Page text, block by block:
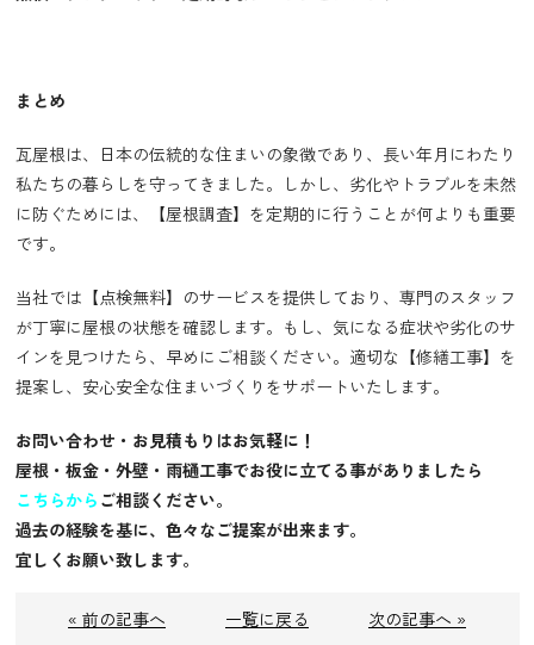
まとめ
瓦屋根は、日本の伝統的な住まいの象徴であり、長い年月にわたり
私たちの暮らしを守ってきました。しかし、劣化やトラブルを未然
に防ぐためには、【屋根調査】を定期的に行うことが何よりも重要
です。
当社では【点検無料】のサービスを提供しており、専門のスタッフ
が丁寧に屋根の状態を確認します。もし、気になる症状や劣化のサ
インを見つけたら、早めにご相談ください。適切な【修繕工事】を
提案し、安心安全な住まいづくりをサポートいたします。
お問い合わせ・お見積もりはお気軽に！
屋根・板金・外壁・雨樋工事でお役に立てる事がありましたら
こちらから ご相談ください。
過去の経験を基に、色々なご提案が出来ます。
宜しくお願い致します。
« 前の記事へ 一覧に戻る 次の記事へ »